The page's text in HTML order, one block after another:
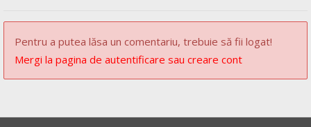
Pentru a putea lăsa un comentariu, trebuie să fii logat!
Mergi la pagina de autentificare sau creare cont